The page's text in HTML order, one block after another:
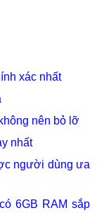
xác nhất
nên bỏ lỡ
nhất
người dùng ưa
6GB RAM sắp